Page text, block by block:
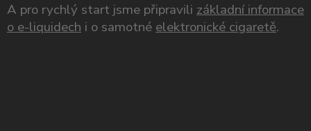
A pro rychlý start jsme připravili základní informace
o e-liquidech i o samotnéelektronické cigaretě.